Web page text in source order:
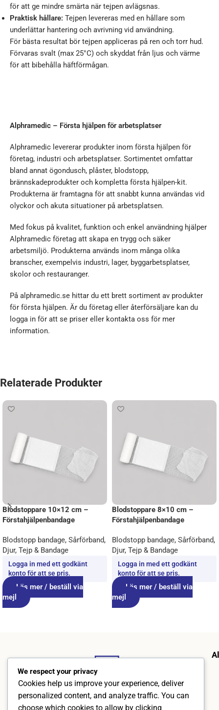
för att ge mindre smärta när tejpen avlägsnas.
Praktisk hållare: Tejpen levereras med en hållare som
underlättar hantering och avrivning vid användning.
För bästa resultat bör tejpen appliceras på ren och torr hud.
Förvaras svalt (max 25°C) och skyddat från ljus och värme
för att bibehålla häftförmågan.
Alphramedic – Första hjälpen för arbetsplatser
Alphramedic levererar produkter inom första hjälpen för
företag, industri och arbetsplatser. Sortimentet omfattar
bland annat ögondusch, plåster, blodstopp,
brännskadeprodukter och kompletta första hjälpen-kit.
Produkterna är framtagna för att snabbt kunna användas vid
olyckor och akuta situationer på arbetsplatsen.
Med fokus på kvalitet, funktion och enkel användning hjälper
Alphramedic företag att skapa en trygg och säker
arbetsmiljö. Produkterna används inom många olika
branscher, exempelvis industri, lager, byggarbetsplatser,
skolor och restauranger.
På alphramedic.se hittar du ett brett sortiment av produkter
för första hjälpen. Är du företag eller återförsäljare kan du
logga in för att se priser eller kontakta oss för mer
information.
Relaterade Produkter
Blodstoppare 10×12 cm –
Förstahjälpenbandage
Blodstopp bandage, Sårförband,
Djur, Tejp & Bandage
Logga in med ett godkänt
konto för att se pris.
Läs mer / beställ via
mejl
Blodstoppare 8×10 cm –
Förstahjälpenbandage
Blodstopp bandage, Sårförband,
Djur, Tejp & Bandage
Logga in med ett godkänt
konto för att se pris.
Läs mer / beställ via
mejl
We respect your privacy
Cookies help us improve your experience, deliver
personalized content, and analyze traffic. You can
choose which cookies to allow by clicking